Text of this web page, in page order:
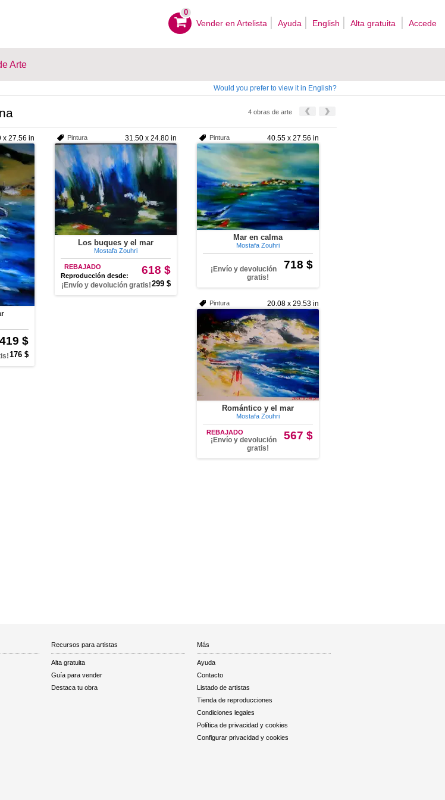
0
Vender en Artelista Ayuda English Alta gratuita Accede
Arte
Would you prefer to view it in English?
4 obras de arte
x 27.56 in
419 $
176 $
31.50 x 24.80 in
Pintura
Los buques y el mar
Mostafa Zouhri
618 $
REBAJADO
Reproducción desde:
299 $
¡Envío y devolución gratis!
40.55 x 27.56 in
Pintura
Mar en calma
Mostafa Zouhri
718 $
¡Envío y devolución
gratis!
20.08 x 29.53 in
Pintura
Romántico y el mar
Mostafa Zouhri
567 $
REBAJADO
¡Envío y devolución
gratis!
Recursos para artistas
Alta gratuita
Guía para vender
Destaca tu obra
Más
Ayuda
Contacto
Listado de artistas
Tienda de reproducciones
Condiciones legales
Política de privacidad y cookies
Configurar privacidad y cookies